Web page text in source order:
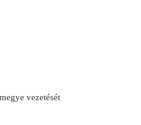
vezetését